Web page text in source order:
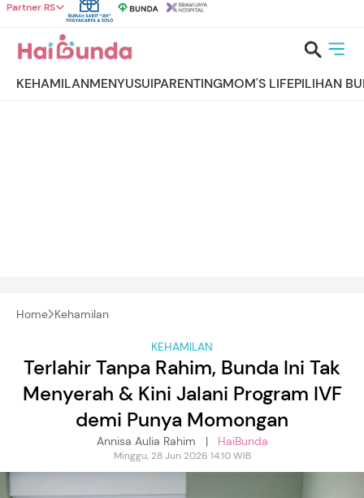
Partner RS
KEHAMILANMENYUSUIPARENTINGMOM'S LIFEPILIHAN
Home Kehamilan
KEHAMILAN
Terlahir Tanpa Rahim, Bunda Ini Tak
Menyerah & Kini Jalani Program IVF
demi Punya Momongan
Annisa Aulia Rahim | HaiBunda
Minggu, 28 Jun 2026 14:10 WIB